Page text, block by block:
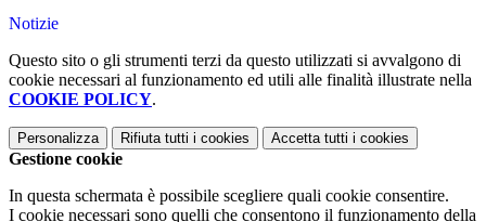
Notizie
Questo sito o gli strumenti terzi da questo utilizzati si avvalgono di
cookie necessari al funzionamento ed utili alle finalità illustrate nella
COOKIE POLICY.
Personalizza Rifiuta tutti i cookies Accetta tutti i cookies
Gestione cookie
In questa schermata è possibile scegliere quali cookie consentire.
I cookie necessari sono quelli che consentono il funzionamento della